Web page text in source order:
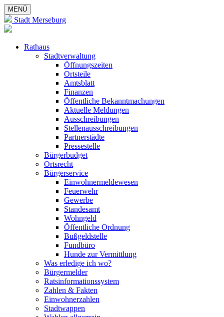
MENÜ
Stadt Merseburg
Rathaus
Stadtverwaltung
Öffnungszeiten
Ortsteile
Amtsblatt
Finanzen
Öffentliche Bekanntmachungen
Aktuelle Meldungen
Ausschreibungen
Stellenausschreibungen
Partnerstädte
Pressestelle
Bürgerbudget
Ortsrecht
Bürgerservice
Einwohnermeldewesen
Feuerwehr
Gewerbe
Standesamt
Wohngeld
Öffentliche Ordnung
Bußgeldstelle
Fundbüro
Hunde zur Vermittlung
Was erledige ich wo?
Bürgermelder
Ratsinformationssystem
Zahlen & Fakten
Einwohnerzahlen
Stadtwappen